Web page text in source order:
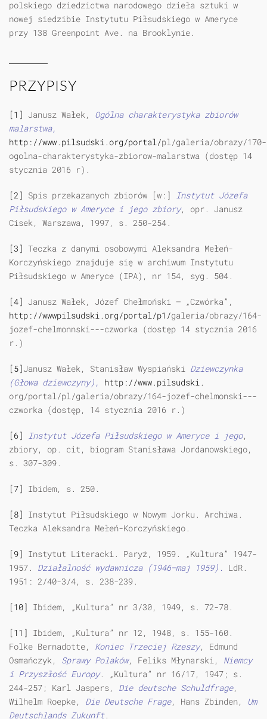
polskiego dziedzictwa narodowego dzieła sztuki w
nowej siedzibie Instytutu Piłsudskiego w Ameryce
przy 138 Greenpoint Ave. na Brooklynie.
PRZYPISY
[1] Janusz Wałek, Ogólna charakterystyka zbiorów
malarstwa,
http://www.pilsudski.org/portal/pl/galeria/obrazy/170-
ogolna-charakterystyka-zbiorow-malarstwa (dostęp 14
stycznia 2016 r).
[2] Spis przekazanych zbiorów [w:] Instytut Józefa
Piłsudskiego w Ameryce i jego zbiory, opr. Janusz
Cisek, Warszawa, 1997, s. 250-254.
[3] Teczka z danymi osobowymi Aleksandra Mełeń-
Korczyńskiego znajduje się w archiwum Instytutu
Piłsudskiego w Ameryce (IPA), nr 154, syg. 504.
[4] Janusz Wałek, Józef Chełmoński — „Czwórka”,
http://wwwpilsudski.org/portal/p1/galeria/obrazy/164-
jozef-chelmonnski---czworka (dostęp 14 stycznia 2016
r.)
[5]Janusz Wałek, Stanisław Wyspiański Dziewczynka
(Głowa dziewczyny),
http://www.pilsudski.
org/portal/pl/galeria/obrazy/164-jozef-chelmonski---
czworka (dostęp, 14 stycznia 2016 r.)
[6] Instytut Józefa Piłsudskiego w Ameryce i jego,
zbiory, op. cit, biogram Stanisława Jordanowskiego,
s. 307-309.
[7] Ibidem, s. 250.
[8] Instytut Piłsudskiego w Nowym Jorku. Archiwa.
Teczka Aleksandra Mełeń-Korczyńskiego.
[9] Instytut Literacki. Paryż, 1959. „Kultura” 1947-
1957. Działalność wydawnicza(1946—maj 1959). LdR.
1951: 2/40-3/4, s. 238-239.
[10] Ibidem, „Kultura” nr 3/30, 1949, s. 72-78.
[11] Ibidem, „Kultura” nr 12, 1948, s. 155-160.
Folke Bernadotte, Koniec Trzeciej Rzeszy, Edmund
Osmańczyk, Sprawy Polaków, Feliks Młynarski, Niemcy
i PrzyszłośćEuropy. „Kultura” nr 16/17, 1947; s.
244-257; Karl Jaspers, Die deutsche Schuldfrage,
Wilhelm Roepke, Die Deutsche Frage, Hans Zbinden, Um
Deutschlands Zukunft.